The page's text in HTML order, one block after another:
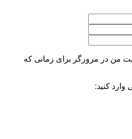
من در مرورگر برای زمانی که
وارد کنید: